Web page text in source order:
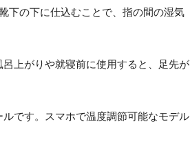
下の下に仕込むことで、指の間の湿気
上がりや就寝前に使用すると、足先が
です。スマホで温度調節可能なモデル